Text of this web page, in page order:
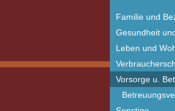
Familie und
Gesundheit
Leben und
Vorsorge u.